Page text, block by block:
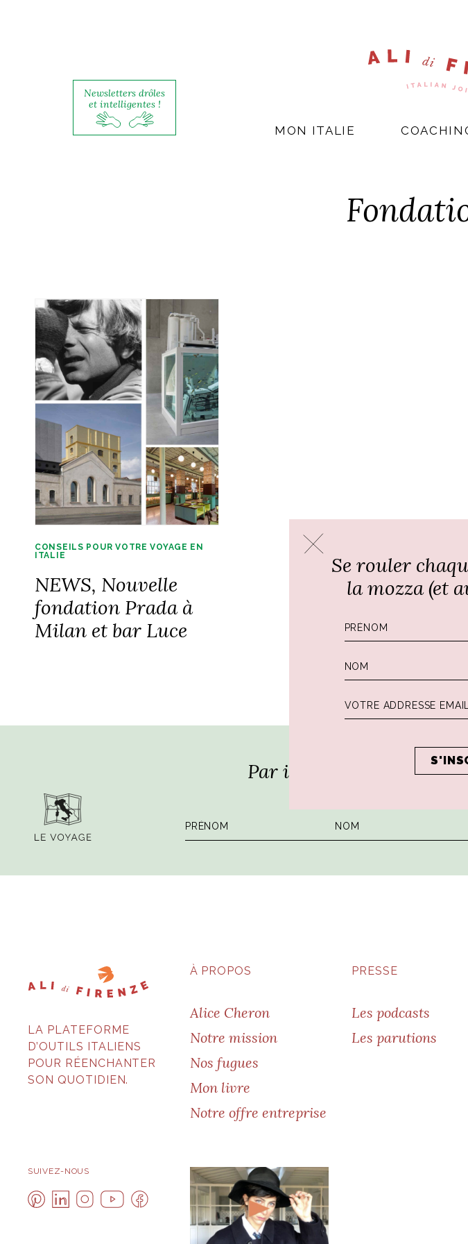
Newsletters drôles
et intelligentes !
MON ITALIE
CONSEILS POUR VOTRE VOYAGE EN
ITALIE
NEWS, Nouvelle
fondation Prada à
Milan et bar Luce
Par ici la dose
LA PLATEFORME
D’OUTILS ITALIENS
POUR RÉENCHANTER
SON QUOTIDIEN.
À PROPOS
Alice Cheron
Notre mission
Nos fugues
Mon livre
Notre offre entreprise
PRESSE
Les podcasts
Les parutions
SUIVEZ-NOUS
Se rouler
la mozza (et